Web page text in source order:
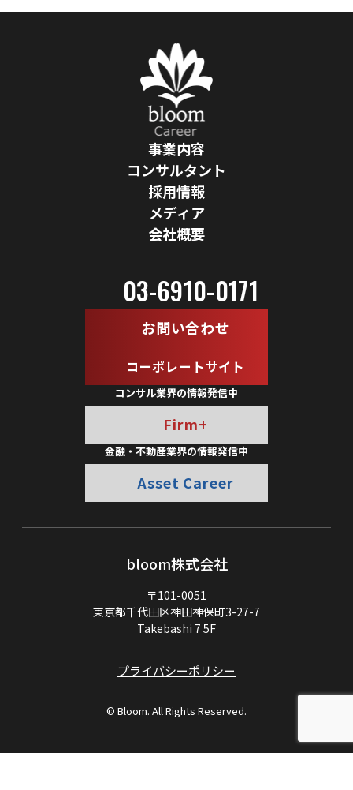
事業内容
コンサルタント
採用情報
メディア
会社概要
bloom株式会社
〒101-0051
東京都千代田区神田神保町3-27-7
Takebashi 7 5F
プライバシーポリシー
© Bloom. All Rights Reserved.
03-6910-0171
お問い合わせ
コーポレートサイト
コンサル業界の情報発信中
Firm+
金融・不動産業界の情報発信中
Asset Career